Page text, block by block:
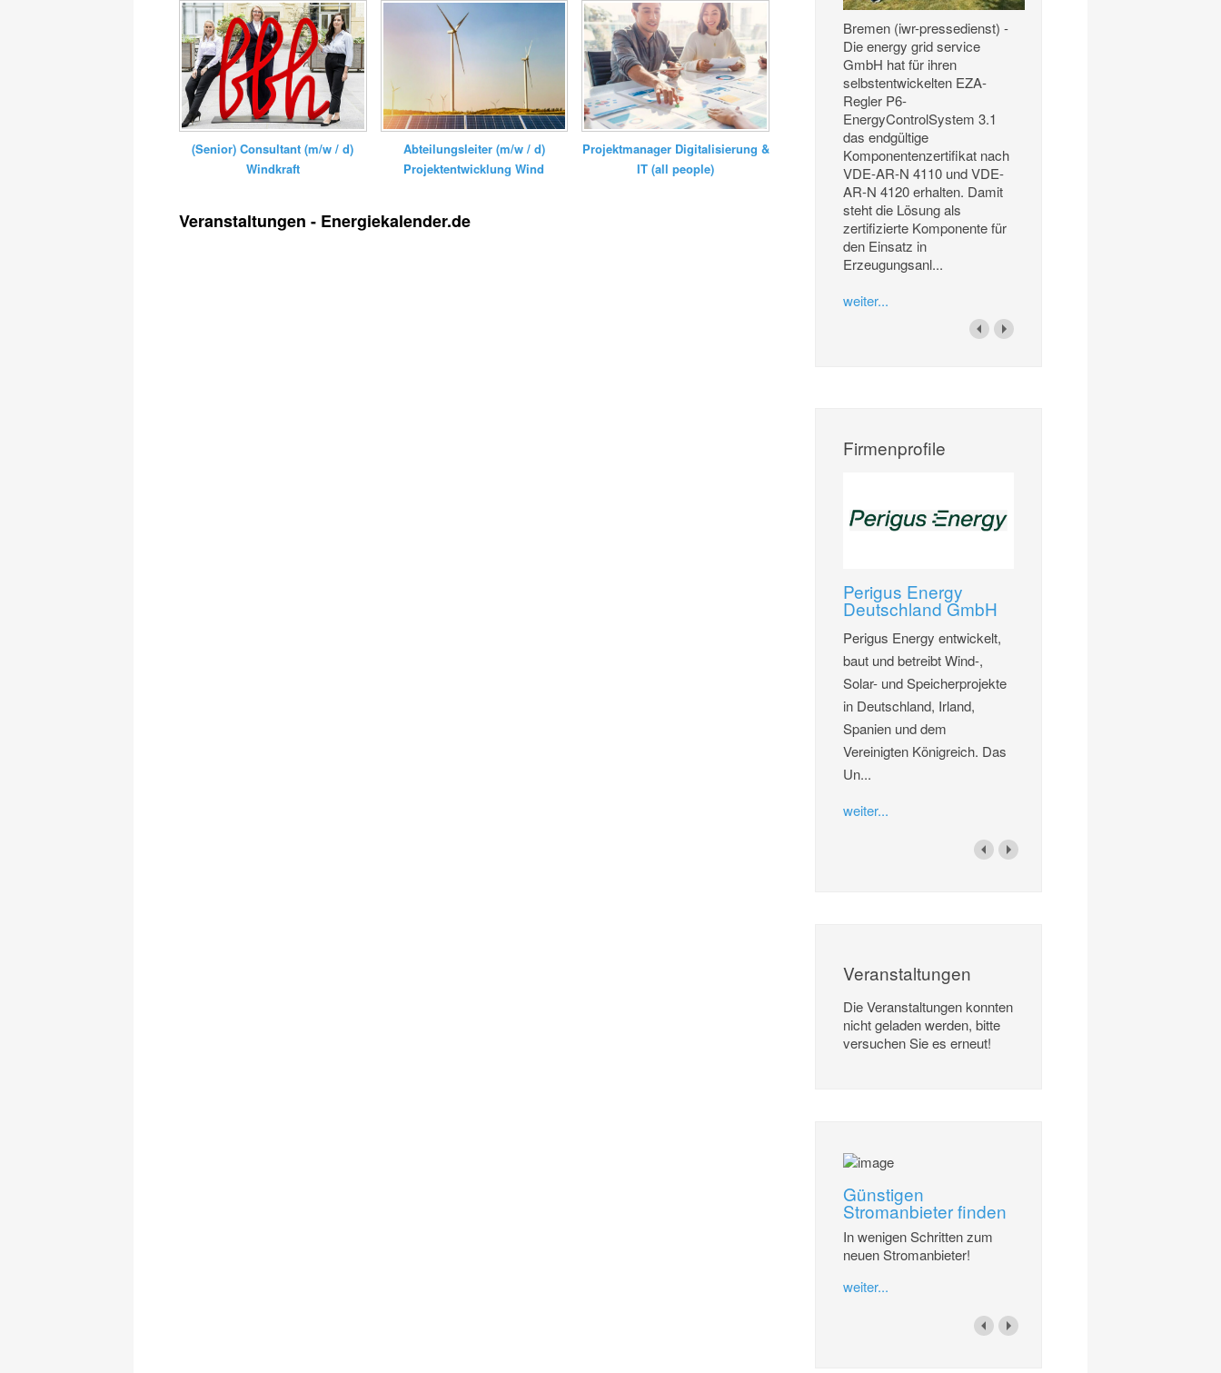
(Senior) Consultant (m/w / d)
Windkraft
Abteilungsleiter (m/w / d)
Projektentwicklung Wind
Projektmanager Digitalisierung &
IT (all people)
Veranstaltungen - Energiekalender.de
Bremen (iwr-pressedienst) -
Die energy grid service
GmbH hat für ihren
selbstentwickelten EZA-
Regler P6-
EnergyControlSystem 3.1
das endgültige
Komponentenzertifikat nach
VDE-AR-N 4110 und VDE-
AR-N 4120 erhalten. Damit
steht die Lösung als
zertifizierte Komponente für
den Einsatz in
Erzeugungsanl...
weiter...
Firmenprofile
Perigus Energy
Deutschland GmbH
Perigus Energy entwickelt,
baut und betreibt Wind-,
Solar- und Speicherprojekte
in Deutschland, Irland,
Spanien und dem
Vereinigten Königreich. Das
Un...
weiter...
Veranstaltungen
Die Veranstaltungen konnten
nicht geladen werden, bitte
versuchen Sie es erneut!
Günstigen
Stromanbieter finden
In wenigen Schritten zum
neuen Stromanbieter!
weiter...